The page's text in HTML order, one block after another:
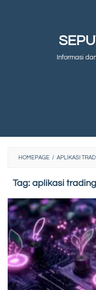
Informasi
HOMEPAGE / APLIKASI
Tag:aplikasi